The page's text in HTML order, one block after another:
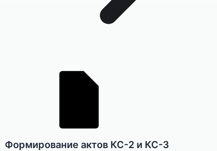
Формирование актов КС-2 и КС-3